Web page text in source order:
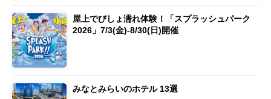
屋上でびしょ濡れ体験！「スプラッシュパーク
2026」7/3(金)-8/30(日)開催
みなとみらいのホテル 13選